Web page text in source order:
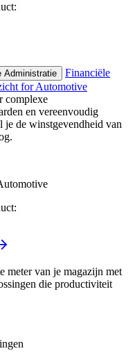
Administratie
Financiële
for Automotive
complexe
en vereenvoudig
de winstgevendheid van
meter van je magazijn met
die productiviteit